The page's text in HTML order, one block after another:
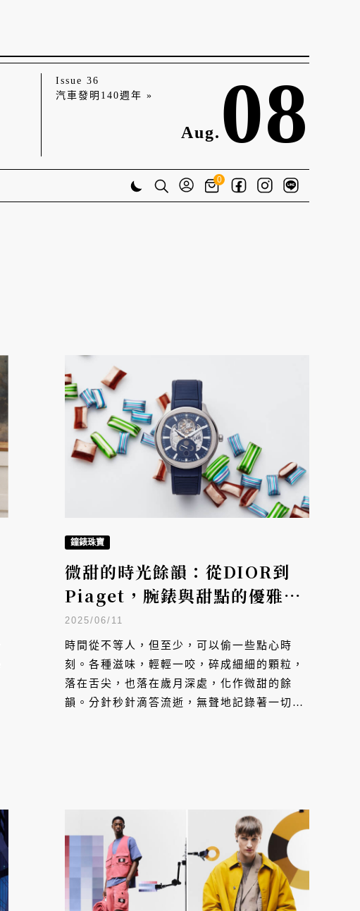
Issue 36
汽車發明140週年 »
Aug. 08
0
鐘錶珠寶
微甜的時光餘韻：從DIOR到
Piaget，腕錶與甜點的優雅對
話
2025/06/11
時間從不等人，但至少，可以偷一些點心時
刻。各種滋味，輕輕一咬，碎成細細的顆粒，
落在舌尖，也落在歲月深處，化作微甜的餘
韻。分針秒針滴答流逝，無聲地記錄著一切，